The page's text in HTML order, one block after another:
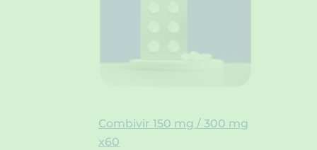
Combivir 150 mg / 300 mg
x60